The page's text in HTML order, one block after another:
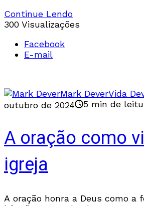
Continue Lendo
300 Visualizações
Facebook
E-mail
Mark DeverVida
outubro de 2024
5 min de
A oração como
igreja
A oração honra a Deus como a